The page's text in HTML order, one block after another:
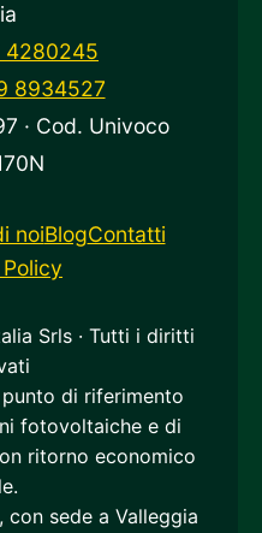
4280245
8934527
· Cod. Univoco
noiBlogContatti
Srls · Tutti i diritti
di riferimento
fotovoltaiche e di
ritorno economico
con sede a Valleggia